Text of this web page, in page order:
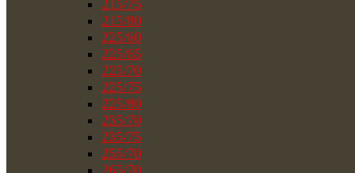
215/75
215/80
225/60
225/65
225/70
225/75
225/80
235/70
235/75
255/70
265/70